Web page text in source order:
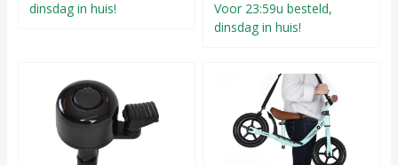
dinsdag in huis!
Voor 23:59u besteld,
dinsdag in huis!